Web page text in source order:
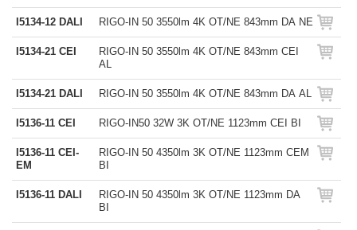
I5134-12 DALI RIGO-IN 50 3550lm 4K OT/NE 843mm DA NE
I5134-21 CEI
RIGO-IN 50 3550lm 4K OT/NE 843mm CEI
AL
I5134-21 DALI RIGO-IN 50 3550lm 4K OT/NE 843mm DA AL
I5136-11 CEI RIGO-IN50 32W 3K OT/NE 1123mm CEI BI
I5136-11 CEI-
EM
RIGO-IN 50 4350lm 3K OT/NE 1123mm CEM
BI
I5136-11 DALI
RIGO-IN 50 4350lm 3K OT/NE 1123mm DA
BI